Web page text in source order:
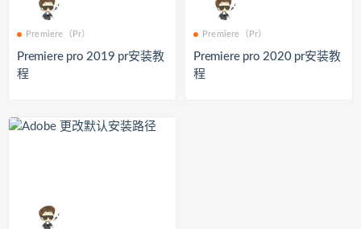
Premiere（Pr）
Premiere pro 2019 pr安装教
程
Premiere（Pr）
Premiere pro 2020 pr安装教
程